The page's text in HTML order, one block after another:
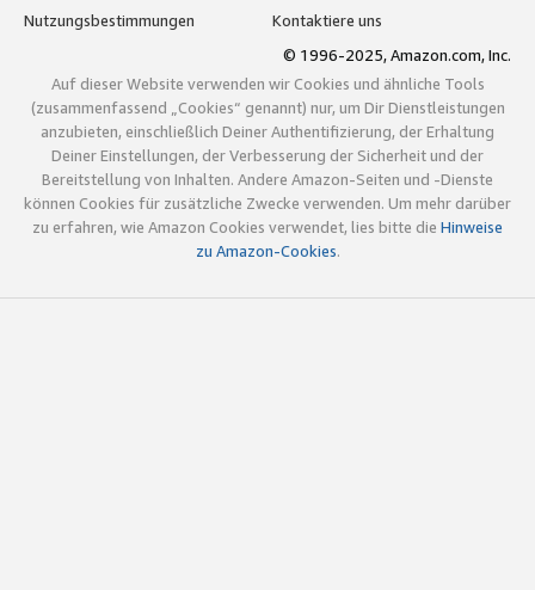
Nutzungsbestimmungen
Kontaktiere uns
© 1996-2025, Amazon.com, Inc.
Auf dieser Website verwenden wir Cookies und ähnliche Tools
(zusammenfassend „Cookies“ genannt) nur, um Dir Dienstleistungen
anzubieten, einschließlich Deiner Authentifizierung, der Erhaltung
Deiner Einstellungen, der Verbesserung der Sicherheit und der
Bereitstellung von Inhalten. Andere Amazon-Seiten und -Dienste
können Cookies für zusätzliche Zwecke verwenden. Um mehr darüber
zu erfahren, wie Amazon Cookies verwendet, lies bitte die Hinweise
zu Amazon-Cookies.